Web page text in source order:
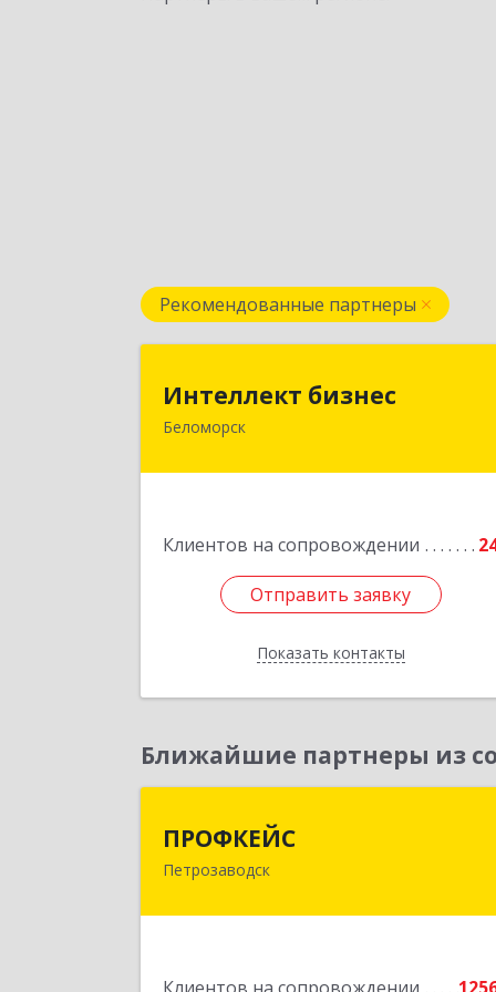
Рекомендованные партнеры
Интеллект бизнес
Беломорск
Клиентов на сопровождении
Отправить заявку
Показать контакты
Интеллект бизнес
г. Беломорск, Портовое шоссе, д.1
Отправить заявку
Назад
Ближайшие партнеры из
ПРОФКЕЙС
Петрозаводск
185035, Карелия Респ, Петрозаводск г,